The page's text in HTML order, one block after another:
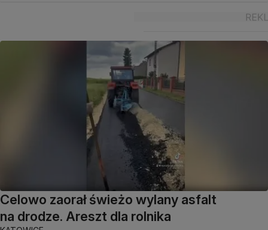
Celowo zaorał świeżo wylany asfalt
na drodze. Areszt dla rolnika